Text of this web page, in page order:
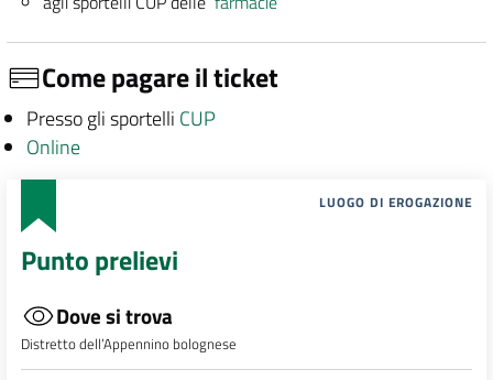
Come pagare il ticket
Presso gli sportelli CUP
Online
LUOGO DI EROGAZIONE
Punto prelievi
Dove si trova
Distretto dell’Appennino bolognese